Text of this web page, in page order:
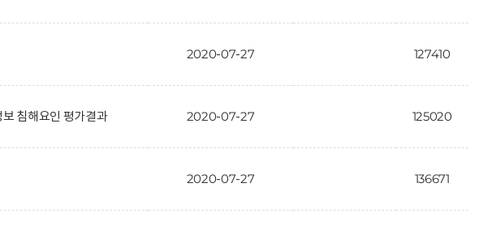
2020-07-27 127410
보 침해요인 평가결과 2020-07-27 125020
2020-07-27 136671